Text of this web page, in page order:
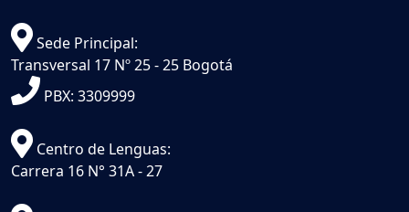
Sede Principal:
Transversal 17 Nº 25 - 25 Bogotá
PBX: 3309999
Centro de Lenguas:
Carrera 16 N° 31A - 27